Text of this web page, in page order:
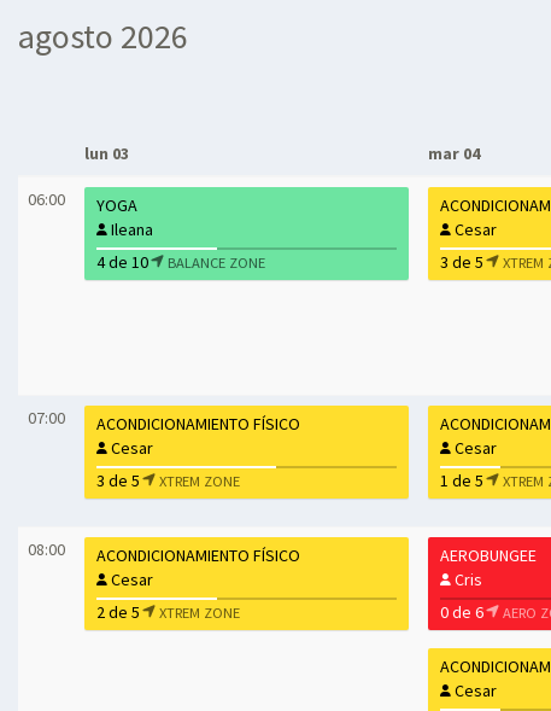
agosto 2026
lun 03 mar 04
06:00
YOGA
Ileana
4 de 10
BALANCE ZONE
Cesar
3 de 5
XTREM
07:00
ACONDICIONAMIENTO FÍSICO
Cesar
3 de 5
XTREM ZONE
Cesar
1 de 5
XTREM
08:00
ACONDICIONAMIENTO FÍSICO
Cesar
2 de 5
XTREM ZONE
AEROBUNGEE
Cris
0 de 6
AERO
Cesar